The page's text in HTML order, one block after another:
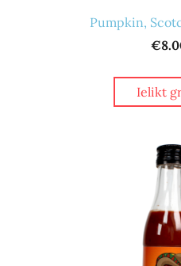
Pumpkin,
Ielikt